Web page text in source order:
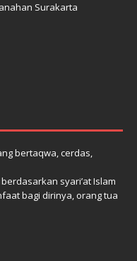
Surakarta
bertaqwa, cerdas,
syari’at Islam
bagi dirinya, orang tua